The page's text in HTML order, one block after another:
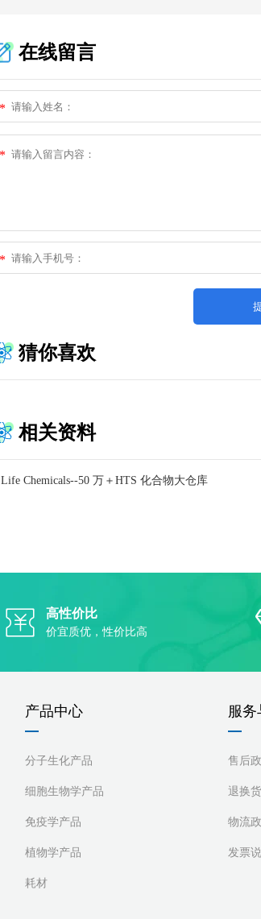
在线留言
*
*
*
猜你喜欢
相关资料
Life Chemicals--50 万＋HTS 化合物大仓库
高性价比
价宜质优，性价比高
产品中心
分子生化产品
细胞生物学产品
免疫学产品
植物学产品
耗材
服务
售后
退换
物流
发票